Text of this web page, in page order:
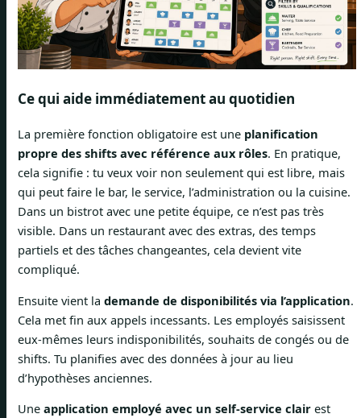
Ce qui aide immédiatement au quotidien
La première fonction obligatoire est une planification
propre des shifts avec référence aux rôles. En pratique,
cela signifie : tu veux voir non seulement qui est libre, mais
qui peut faire le bar, le service, l’administration ou la cuisine.
Dans un bistrot avec une petite équipe, ce n’est pas très
visible. Dans un restaurant avec des extras, des temps
partiels et des tâches changeantes, cela devient vite
compliqué.
Ensuite vient la demande de disponibilités via l’application.
Cela met fin aux appels incessants. Les employés saisissent
eux-mêmes leurs indisponibilités, souhaits de congés ou de
shifts. Tu planifies avec des données à jour au lieu
d’hypothèses anciennes.
Une application employé avec un self-service clair est